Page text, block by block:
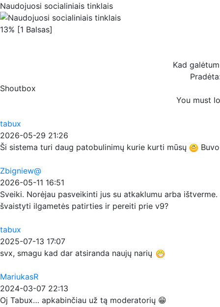
Naudojuosi socialiniais tinklais
13% [1 Balsas]
Kad
Shoutbox
You must
tabux
2026-05-29 21:26
Ši sistema turi daug patobulinimų kurie kurti mūsų
Zbigniew@
2026-05-11 16:51
Sveiki. Norėjau pasveikinti jus su atkaklumu arba
švaistyti ilgametės patirties ir pereiti prie v9?
tabux
2025-07-13 17:07
svx, smagu kad dar atsiranda naujų narių
MariukasR
2024-03-07 22:13
Oj Tabux… apkabinčiau už tą moderatorių 😁